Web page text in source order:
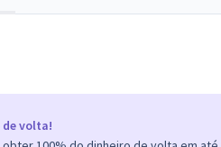
volta!